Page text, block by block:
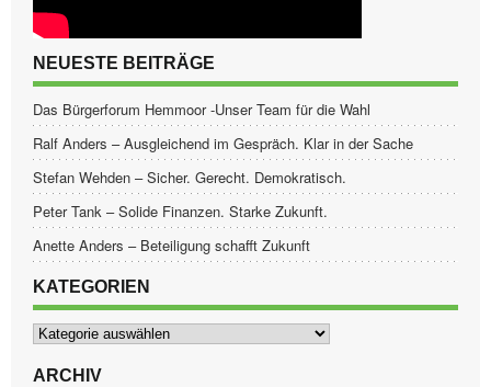
NEUESTE BEITRÄGE
Das Bürgerforum Hemmoor -Unser Team für die Wahl
Ralf Anders – Ausgleichend im Gespräch. Klar in der Sache
Stefan Wehden – Sicher. Gerecht. Demokratisch.
Peter Tank – Solide Finanzen. Starke Zukunft.
Anette Anders – Beteiligung schafft Zukunft
KATEGORIEN
Kategorien
ARCHIV